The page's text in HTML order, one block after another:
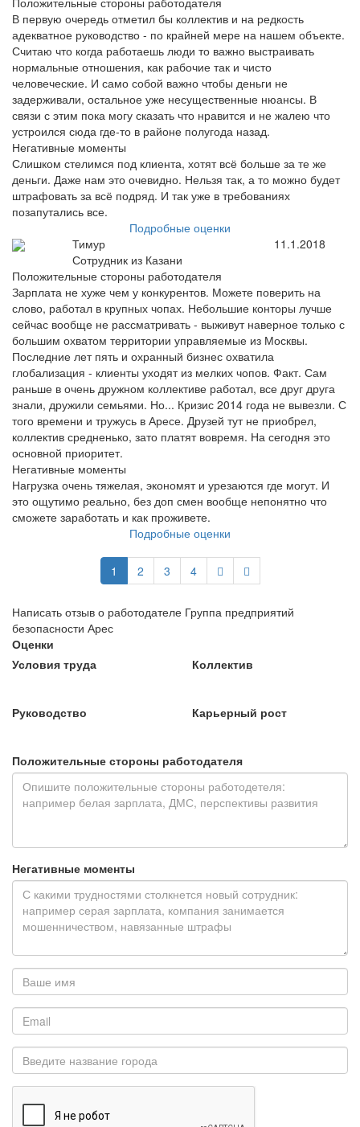
В первую очередь отметил бы коллектив и на редкость
адекватное руководство - по крайней мере на нашем объекте.
Считаю что когда работаешь люди то важно выстраивать
нормальные отношения, как рабочие так и чисто
человеческие. И само собой важно чтобы деньги не
задерживали, остальное уже несущественные нюансы. В
связи с этим пока могу сказать что нравится и не жалею что
устроился сюда где-то в районе полугода назад.
Негативные моменты
Слишком стелимся под клиента, хотят всё больше за те же
деньги. Даже нам это очевидно. Нельзя так, а то можно будет
штрафовать за всё подряд. И так уже в требованиях
позапутались все.
Подробные оценки
Тимур
Сотрудник из Казани
11.1.2018
Положительные стороны работодателя
Зарплата не хуже чем у конкурентов. Можете поверить на
слово, работал в крупных чопах. Небольшие конторы лучше
сейчас вообще не рассматривать - выживут наверное только с
большим охватом территории управляемые из Москвы.
Последние лет пять и охранный бизнес охватила
глобализация - клиенты уходят из мелких чопов. Факт. Сам
раньше в очень дружном коллективе работал, все друг друга
знали, дружили семьями. Но... Кризис 2014 года не вывезли. С
того времени и тружусь в Аресе. Друзей тут не приобрел,
коллектив средненько, зато платят вовремя. На сегодня это
основной приоритет.
Негативные моменты
Нагрузка очень тяжелая, экономят и урезаются где могут. И
это ощутимо реально, без доп смен вообще непонятно что
сможете заработать и как проживете.
Подробные оценки
1 2 3 4
Написать отзыв о работодателе Группа предприятий
безопасности Арес
Оценки
Условия труда
Коллектив
Руководство Карьерный рост
Положительные стороны работодателя
Негативные моменты